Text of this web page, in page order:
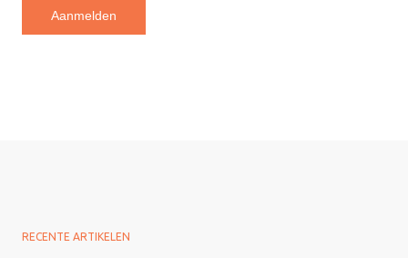
RECENTE ARTIKELEN